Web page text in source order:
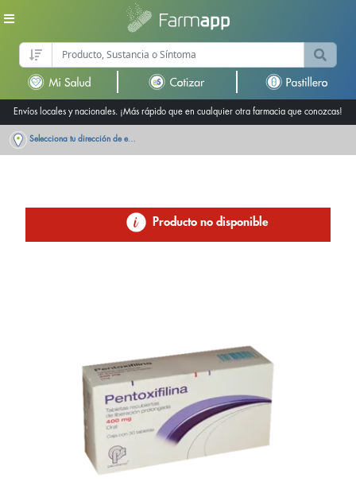
Envíos locales y nacionales. ¡Más rápido que en cualquier otra farmacia que conozcas!
Selecciona tu dirección de entrega
Producto no disponible